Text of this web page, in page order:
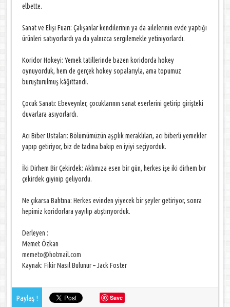
elbette.
Sanat ve Elişi Fuarı: Çalışanlar kendilerinin ya da ailelerinin evde yaptığı
ürünleri satıyorlardı ya da yalnızca sergilemekle yetiniyorlardı.
Koridor Hokeyi: Yemek tatillerinde bazen koridorda hokey
oynuyorduk, hem de gerçek hokey sopalarıyla, ama topumuz
buruşturulmuş kâğıttandı.
Çocuk Sanatı: Ebeveynler, çocuklarının sanat eserlerini getirip girişteki
duvarlara asıyorlardı.
Acı Biber Ustaları: Bölümümüzün aşçılık meraklıları, acı biberli yemekler
yapıp getiriyor, biz de tadına bakıp en iyiyi seçiyorduk.
İki Dirhem Bir Çekirdek: Aklımıza esen bir gün, herkes işe iki dirhem bir
çekirdek giyinip geliyordu.
Ne çıkarsa Bahtına: Herkes evinden yiyecek bir şeyler getiriyor, sonra
hepimiz koridorlara yayılıp atıştırıyorduk.
Derleyen :
Memet Özkan
memeto@hotmail.com
Kaynak: Fikir Nasıl Bulunur – Jack Foster
Paylaş ! Save